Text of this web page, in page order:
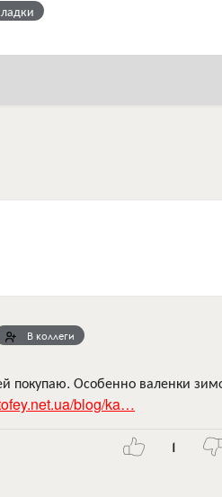
В коллеги
покупаю. Особенно валенки
blog/ka…
1